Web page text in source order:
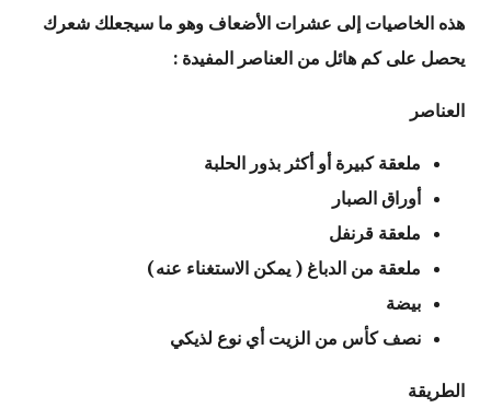
هذه الخاصيات إلى عشرات الأضعاف وهو ما سيجعلك شعرك
يحصل على كم هائل من العناصر المفيدة :
العناصر
ملعقة كبيرة أو أكثر بذور الحلبة
أوراق الصبار
ملعقة قرنفل
ملعقة من الدباغ ( يمكن الاستغناء عنه)
بيضة
نصف كأس من الزيت أي نوع لذيكي
الطريقة